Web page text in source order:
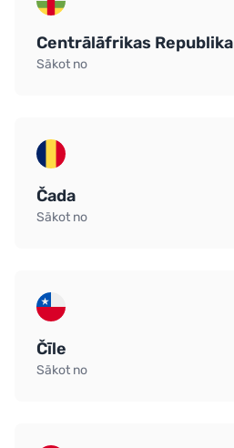
Centrālāfrikas Republika
Sākot no
Čada
Sākot no
Čīle
Sākot no